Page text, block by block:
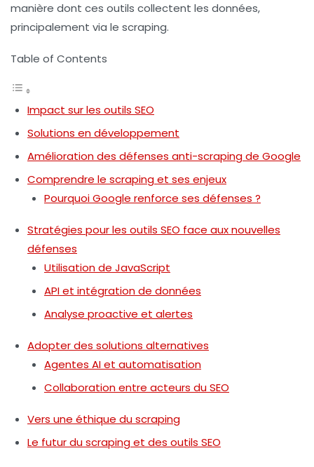
manière dont ces outils collectent les données,
principalement via le scraping.
Table of Contents
Impact sur les outils SEO
Solutions en développement
Amélioration des défenses anti-scraping de Google
Comprendre le scraping et ses enjeux
Pourquoi Google renforce ses défenses ?
Stratégies pour les outils SEO face aux nouvelles
défenses
Utilisation de JavaScript
API et intégration de données
Analyse proactive et alertes
Adopter des solutions alternatives
Agentes AI et automatisation
Collaboration entre acteurs du SEO
Vers une éthique du scraping
Le futur du scraping et des outils SEO